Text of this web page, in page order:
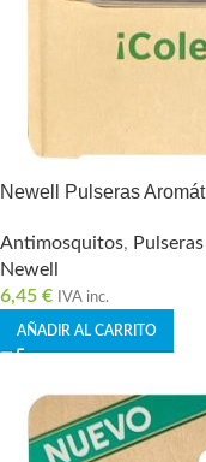
Newell Pulseras
Antimosquitos,
Newell
6,45 € IVA inc.
AÑADIR AL CARRITO